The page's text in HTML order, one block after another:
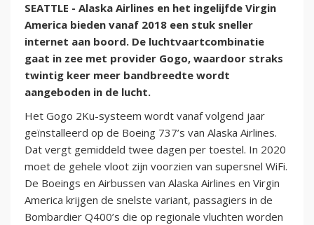
SEATTLE - Alaska Airlines en het ingelijfde Virgin
America bieden vanaf 2018 een stuk sneller
internet aan boord. De luchtvaartcombinatie
gaat in zee met provider Gogo, waardoor straks
twintig keer meer bandbreedte wordt
aangeboden in de lucht.
Het Gogo 2Ku-systeem wordt vanaf volgend jaar
geïnstalleerd op de Boeing 737’s van Alaska Airlines.
Dat vergt gemiddeld twee dagen per toestel. In 2020
moet de gehele vloot zijn voorzien van supersnel WiFi.
De Boeings en Airbussen van Alaska Airlines en Virgin
America krijgen de snelste variant, passagiers in de
Bombardier Q400’s die op regionale vluchten worden